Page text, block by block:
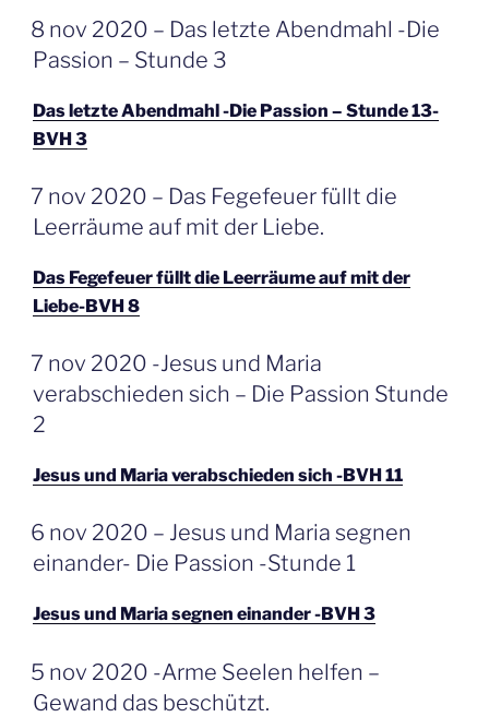
GEPLAATST
OP
8 nov 2020 – Das letzte Abendmahl -Die
Passion – Stunde 3
Das letzte Abendmahl -Die Passion – Stunde 13-
BVH 3
GEPLAATST
OP
7 nov 2020 – Das Fegefeuer füllt die
Leerräume auf mit der Liebe.
Das Fegefeuer füllt die Leerräume auf mit der
Liebe-BVH 8
GEPLAATST
OP
7 nov 2020 -Jesus und Maria
verabschieden sich – Die Passion Stunde
2
Jesus und Maria verabschieden sich -BVH 11
GEPLAATST
OP
6 nov 2020 – Jesus und Maria segnen
einander- Die Passion -Stunde 1
Jesus und Maria segnen einander -BVH 3
GEPLAATST
OP
5 nov 2020 -Arme Seelen helfen –
Gewand das beschützt.